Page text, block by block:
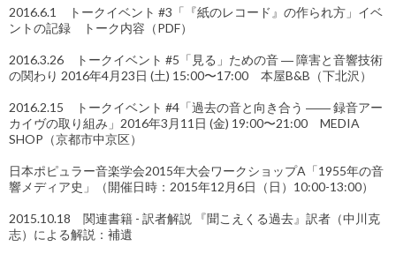
2016.6.1 トークイベント #3「『紙のレコード』の作られ方」イベ
ントの記録 トーク内容（PDF）
2016.3.26 トークイベント #5「見る」ための音 ― 障害と音響技術
の関わり 2016年4月23日 (土) 15:00〜17:00 本屋B&B（下北沢）
2016.2.15 トークイベント #4「過去の音と向き合う ―― 録音アー
カイヴの取り組み」2016年3月11日 (金) 19:00〜21:00 MEDIA
SHOP（京都市中京区）
日本ポピュラー音楽学会2015年大会ワークショップA「1955年の音
響メディア史」（開催日時：2015年12月6日（日）10:00-13:00）
2015.10.18 関連書籍 - 訳者解説 『聞こえくる過去』訳者（中川克
志）による解説：補遺